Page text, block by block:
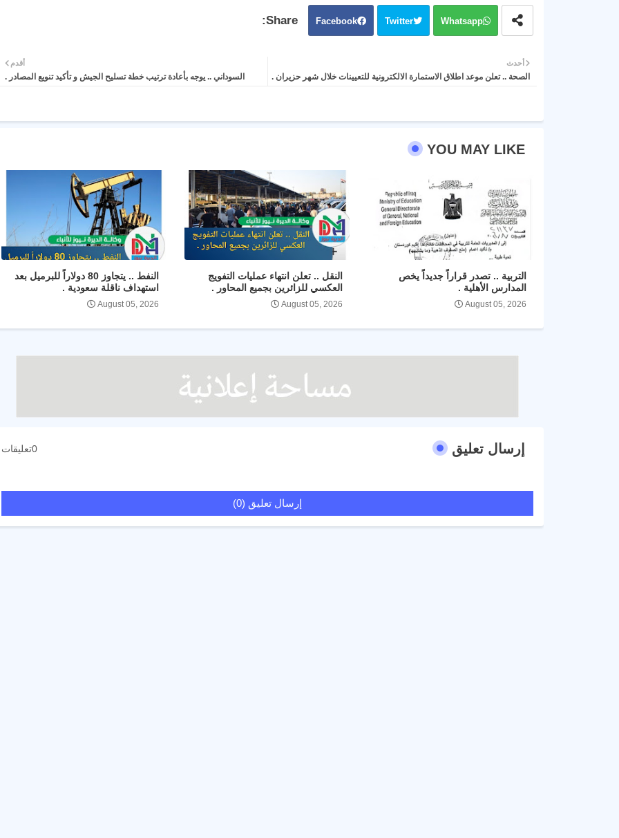
Facebook Twitter Whatsapp
أحدث
الصحة .. تعلن موعد اطلاق الاستمارة الالكترونية للتعيينات خلال شهر حزيران .
أقدم
السوداني .. يوجه بأعادة ترتيب خطة تسليح الجيش و تأكيد تنويع المصادر .
YOU MAY LIKE
التربية .. تصدر قراراً جديداً يخص
المدارس الأهلية .
August 05, 2026
النقل .. تعلن انتهاء عمليات التفويج
العكسي للزائرين بجميع المحاور .
August 05, 2026
النفط .. يتجاوز 80 دولاراً للبرميل بعد
استهداف ناقلة سعودية .
August 05, 2026
إرسال تعليق 0تعليقات
إرسال تعليق (0)